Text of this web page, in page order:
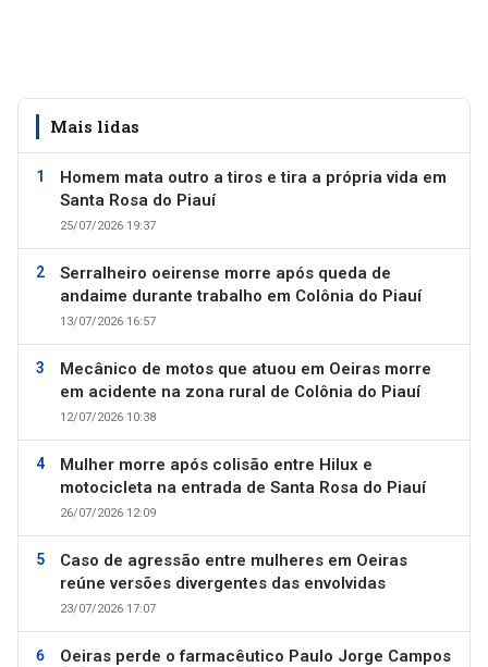
Mais lidas
Homem mata outro a tiros e tira a própria vida em
Santa Rosa do Piauí
25/07/2026 19:37
Serralheiro oeirense morre após queda de
andaime durante trabalho em Colônia do Piauí
13/07/2026 16:57
Mecânico de motos que atuou em Oeiras morre
em acidente na zona rural de Colônia do Piauí
12/07/2026 10:38
Mulher morre após colisão entre Hilux e
motocicleta na entrada de Santa Rosa do Piauí
26/07/2026 12:09
Caso de agressão entre mulheres em Oeiras
reúne versões divergentes das envolvidas
23/07/2026 17:07
Oeiras perde o farmacêutico Paulo Jorge Campos